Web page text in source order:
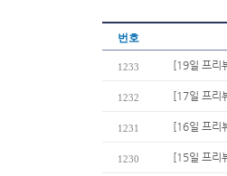
번호
1233 [19일 프리
1232 [17일 프리
1231 [16일 프리
1230 [15일 프리